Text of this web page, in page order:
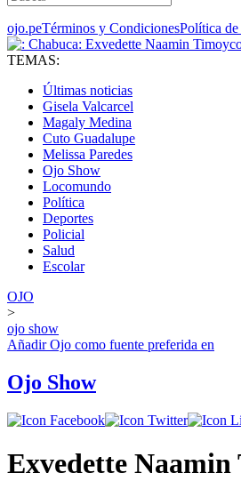
ojo.peTérminos y CondicionesPolítica
TEMAS:
Últimas noticias
Gisela Valcarcel
Magaly Medina
Cuto Guadalupe
Melissa Paredes
Ojo Show
Locomundo
Política
Deportes
Policial
Salud
Escolar
OJO
>
ojo show
AñadirOjo como fuente preferida en
Ojo Show
Exvedette Naamin